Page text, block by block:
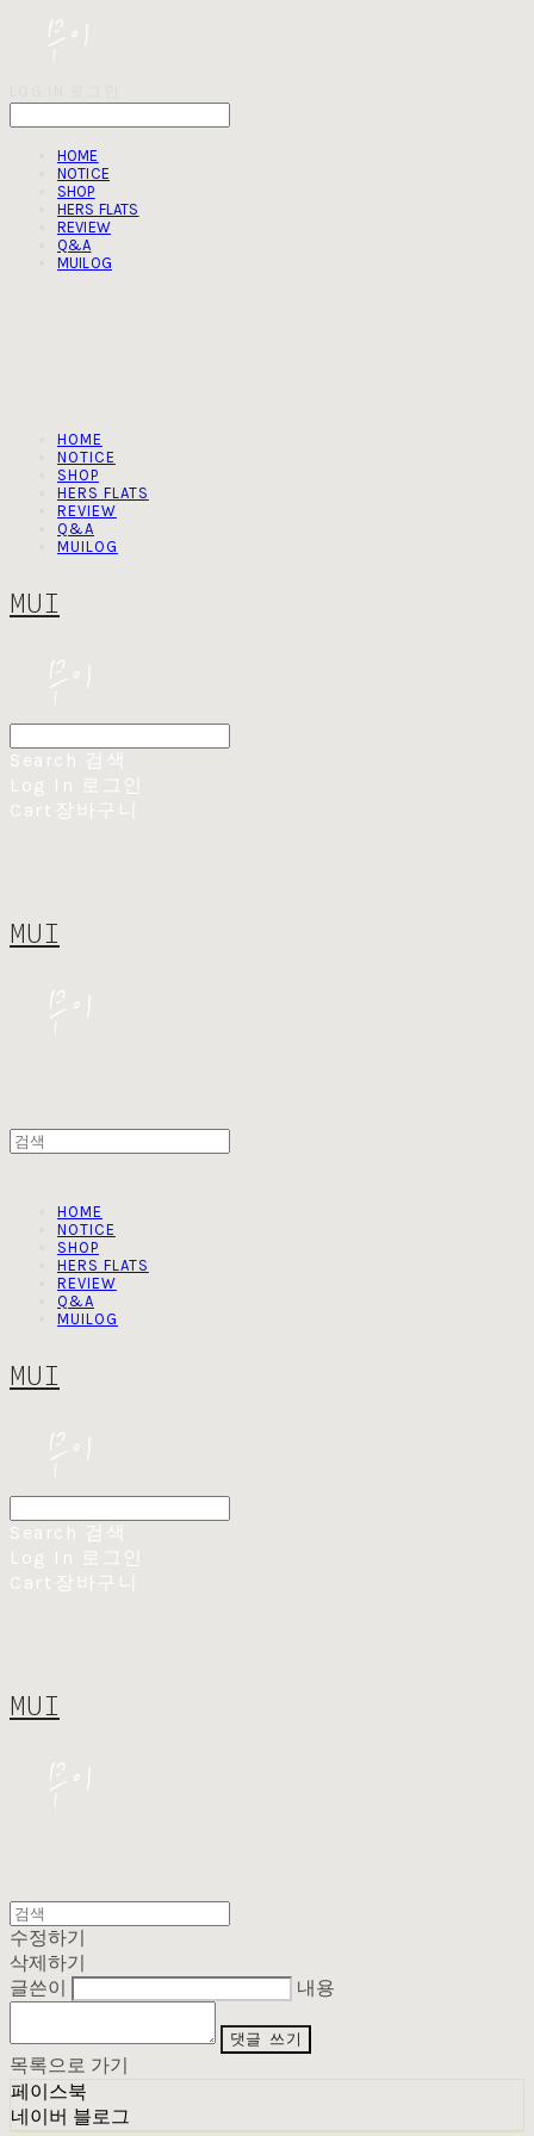
HOME
NOTICE
SHOP
HERS FLATS
REVIEW
Q&A
MUILOG
HOME
NOTICE
SHOP
HERS FLATS
REVIEW
Q&A
MUILOG
MUI
Search 검색
Log In 로그인
Cart 장바구니
MUI
HOME
NOTICE
SHOP
HERS FLATS
REVIEW
Q&A
MUILOG
MUI
Search 검색
Log In 로그인
Cart 장바구니
MUI
수정하기
삭제하기
글쓴이
내용
댓글 쓰기
목록으로 가기
페이스북
네이버 블로그